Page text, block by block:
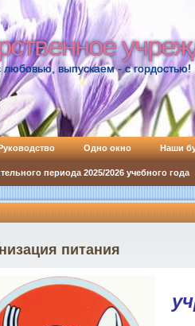
выпускаем - с гордостью!
Руководство Одно окно Наши
периода 2025/2026 учебного года
питания